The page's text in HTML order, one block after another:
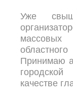
Уже
массовых
Принимаю
качестве